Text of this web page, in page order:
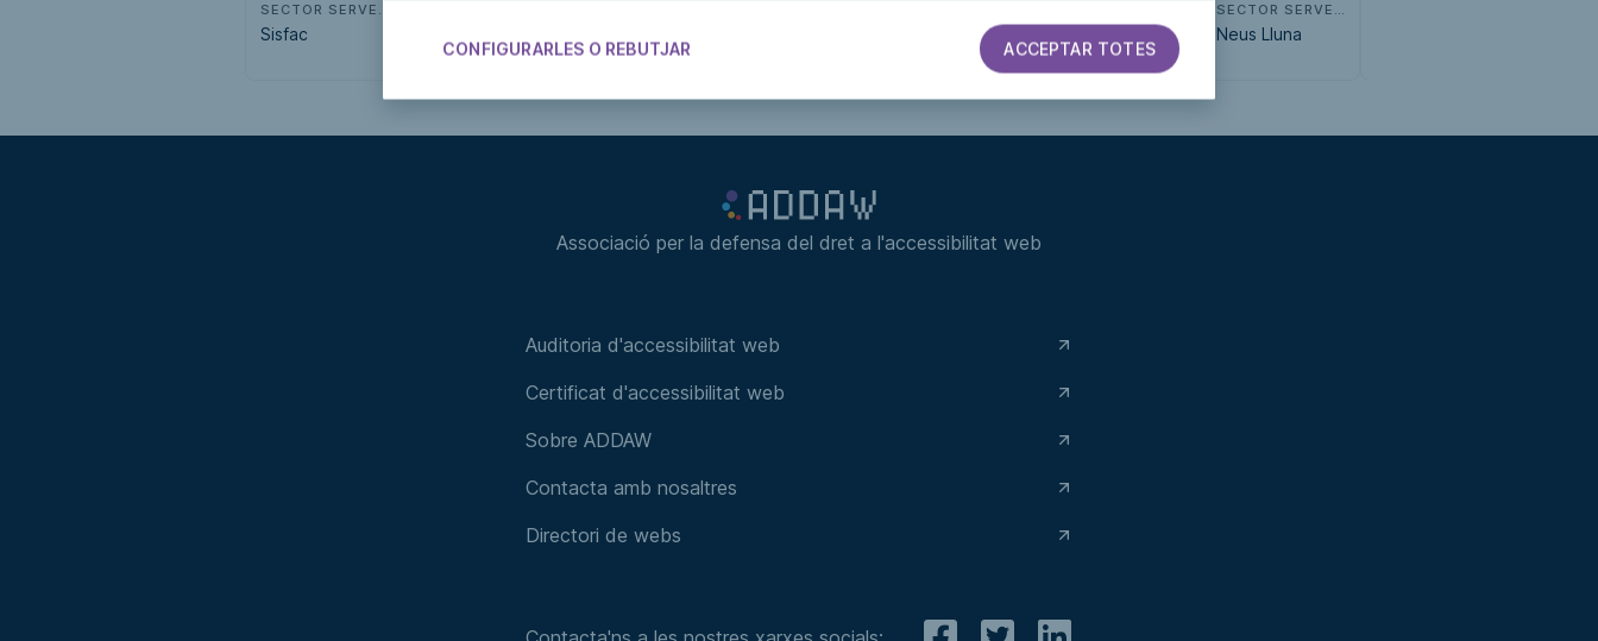
CONFIGURARLES O REBUTJAR ACCEPTAR TOTES
SECTOR SERVEIS
Sisfac
accesible
Lorsan
Psicologia.
SECTOR SERVEIS
Neus Lluna
Associació per la defensa del dret a l'accessibilitat web
Auditoria d'accessibilitat web
Certificat d'accessibilitat web
Sobre ADDAW
Contacta amb nosaltres
Directori de webs